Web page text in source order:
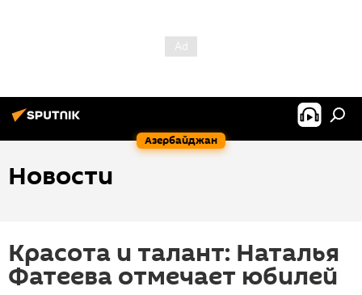
Азербайджан
Новости
Красота и талант: Наталья
Фатеева отмечает юбилей